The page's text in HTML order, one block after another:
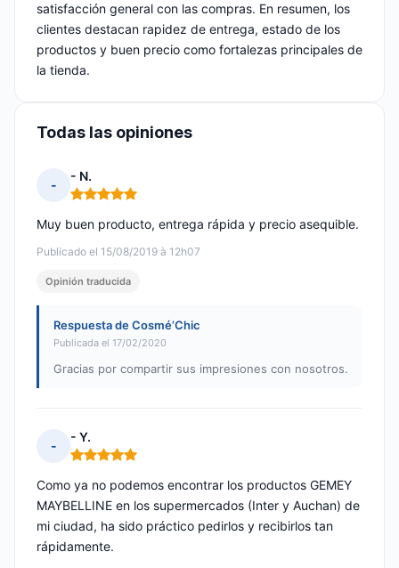
satisfacción general con las compras. En resumen, los
clientes destacan rapidez de entrega, estado de los
productos y buen precio como fortalezas principales de
la tienda.
Todas las opiniones
-
- N.
Nota: 5 de 5
Publicado el 15/08/2019 à 12h07
Muy buen producto, entrega rápida y precio asequible.
Opinión traducida
Respuesta de Cosmé’Chic
Publicada el 17/02/2020
Gracias por compartir sus impresiones con nosotros.
-
- Y.
Nota: 5 de 5
Como ya no podemos encontrar los productos GEMEY
MAYBELLINE en los supermercados (Inter y Auchan) de
mi ciudad, ha sido práctico pedirlos y recibirlos tan
rápidamente.